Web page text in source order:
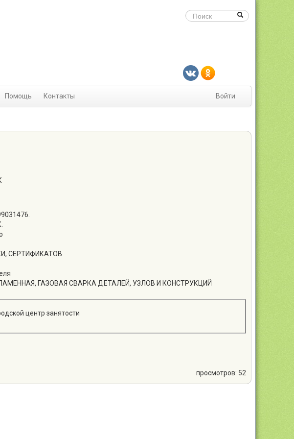
Помощь Контакты Войти
СЕРТИФИКАТОВ
ГАЗОВАЯ СВАРКА ДЕТАЛЕЙ, УЗЛОВ И КОНСТРУКЦИЙ
центр занятости
просмотров: 52